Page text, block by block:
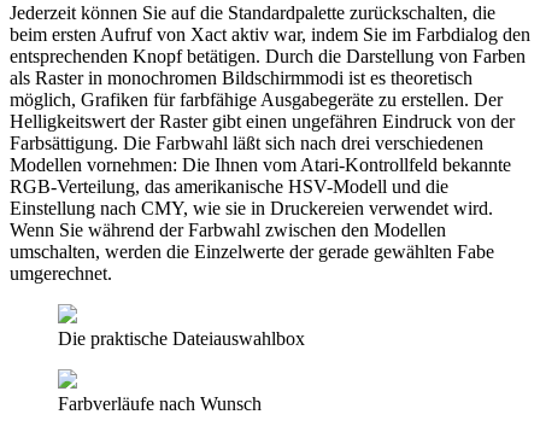
Jederzeit können Sie auf die Standardpalette zurückschalten, die
beim ersten Aufruf von Xact aktiv war, indem Sie im Farbdialog den
entsprechenden Knopf betätigen. Durch die Darstellung von Farben
als Raster in monochromen Bildschirmmodi ist es theoretisch
möglich, Grafiken für farbfähige Ausgabegeräte zu erstellen. Der
Helligkeitswert der Raster gibt einen ungefähren Eindruck von der
Farbsättigung. Die Farbwahl läßt sich nach drei verschiedenen
Modellen vornehmen: Die Ihnen vom Atari-Kontrollfeld bekannte
RGB-Verteilung, das amerikanische HSV-Modell und die
Einstellung nach CMY, wie sie in Druckereien verwendet wird.
Wenn Sie während der Farbwahl zwischen den Modellen
umschalten, werden die Einzelwerte der gerade gewählten Fabe
umgerechnet.
Die praktische Dateiauswahlbox
Farbverläufe nach Wunsch